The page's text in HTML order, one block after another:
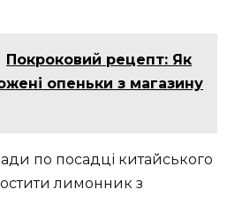
Покроковий рецепт: Як
опеньки з магазину
по посадці китайського
лимонник з